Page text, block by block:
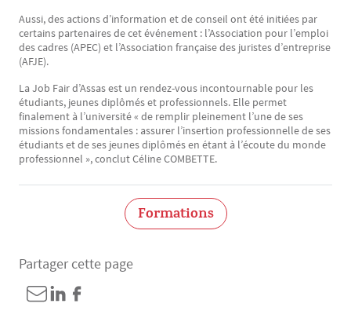
Aussi, des actions d’information et de conseil ont été initiées par
certains partenaires de cet événement : l’Association pour l’emploi
des cadres (APEC) et l’Association française des juristes d’entreprise
(AFJE).
La Job Fair d’Assas est un rendez-vous incontournable pour les
étudiants, jeunes diplômés et professionnels. Elle permet
finalement à l’université « de remplir pleinement l’une de ses
missions fondamentales : assurer l’insertion professionnelle de ses
étudiants et de ses jeunes diplômés en étant à l’écoute du monde
professionnel », conclut Céline COMBETTE.
Formations
Partager cette page